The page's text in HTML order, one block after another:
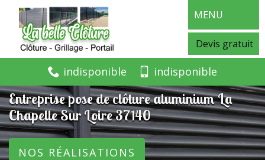
MENU
Devis gratuit
indisponible indisponible
Entreprise pose de clôture aluminium La
Chapelle Sur Loire 37140
NOS RÉALISATIONS